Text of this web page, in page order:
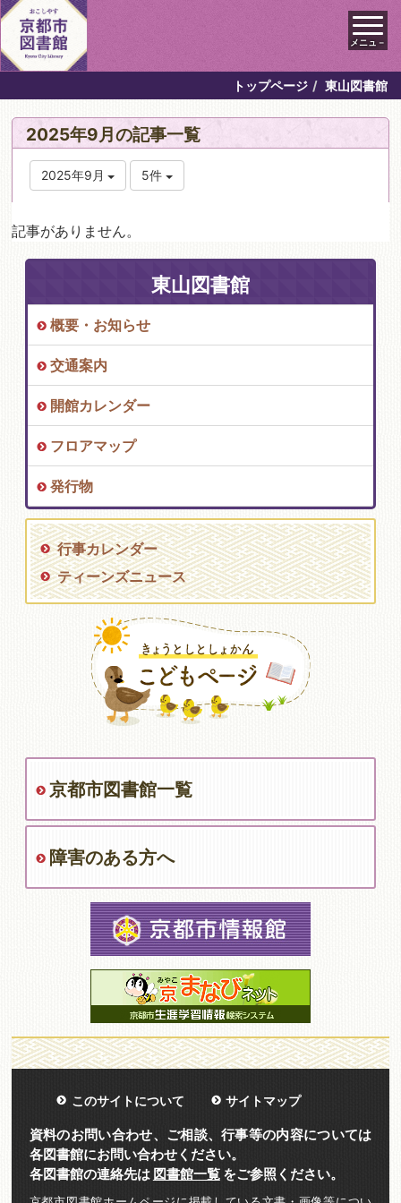
メニュ－
トップページ 東山図書館
2025年9月の記事一覧
2025年9月 5件
記事がありません。
東山図書館
概要・お知らせ
交通案内
開館カレンダー
フロアマップ
発行物
行事カレンダー
ティーンズニュース
京都市図書館一覧
障害のある方へ
このサイトについて サイトマップ
資料のお問い合わせ、ご相談、行事等の内容については
各図書館にお問い合わせください。
各図書館の連絡先は 図書館一覧をご参照ください。